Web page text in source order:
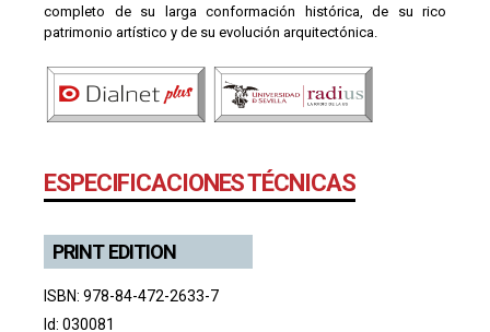
completo de su larga conformación histórica, de su rico
patrimonio artístico y de su evolución arquitectónica.
ESPECIFICACIONES TÉCNICAS
PRINT EDITION
ISBN: 978-84-472-2633-7
Id: 030081